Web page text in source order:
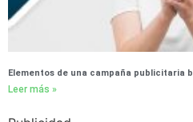
Elementos de una campaña publicitaria
Leer más »